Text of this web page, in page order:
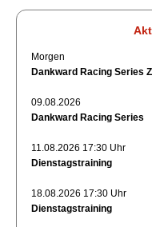
Morgen
Dankward Racing Series
09.08.2026
Dankward Racing Series
11.08.2026 17:30 Uhr
Dienstagstraining
18.08.2026 17:30 Uhr
Dienstagstraining